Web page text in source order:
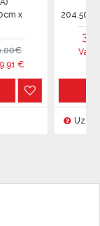
204.50cm x 95.00cm
Vai 12 mēneši =
Uzdot jautājumu